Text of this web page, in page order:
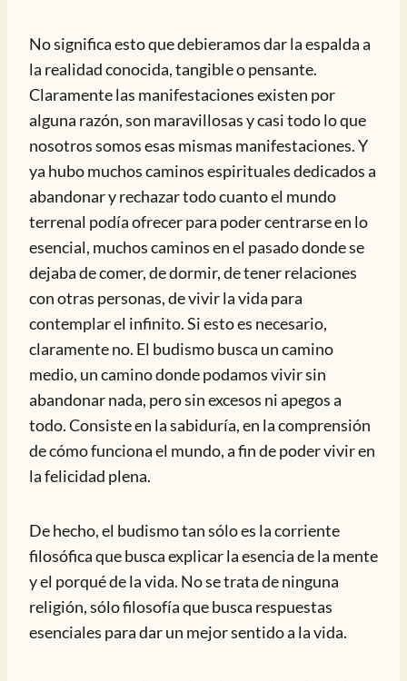
No significa esto que debieramos dar la espalda a
la realidad conocida, tangible o pensante.
Claramente las manifestaciones existen por
alguna razón, son maravillosas y casi todo lo que
nosotros somos esas mismas manifestaciones. Y
ya hubo muchos caminos espirituales dedicados a
abandonar y rechazar todo cuanto el mundo
terrenal podía ofrecer para poder centrarse en lo
esencial, muchos caminos en el pasado donde se
dejaba de comer, de dormir, de tener relaciones
con otras personas, de vivir la vida para
contemplar el infinito. Si esto es necesario,
claramente no. El budismo busca un camino
medio, un camino donde podamos vivir sin
abandonar nada, pero sin excesos ni apegos a
todo. Consiste en la sabiduría, en la comprensión
de cómo funciona el mundo, a fin de poder vivir en
la felicidad plena.
De hecho, el budismo tan sólo es la corriente
filosófica que busca explicar la esencia de la mente
y el porqué de la vida. No se trata de ninguna
religión, sólo filosofía que busca respuestas
esenciales para dar un mejor sentido a la vida.